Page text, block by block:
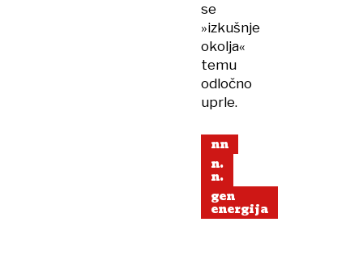
se
»izkušnje
okolja«
temu
odločno
uprle.
nn
n.
n.
gen
energija